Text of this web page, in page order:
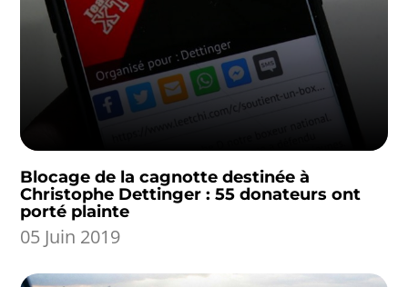
Blocage de la cagnotte destinée à
Christophe Dettinger : 55 donateurs ont
porté plainte
05 Juin 2019